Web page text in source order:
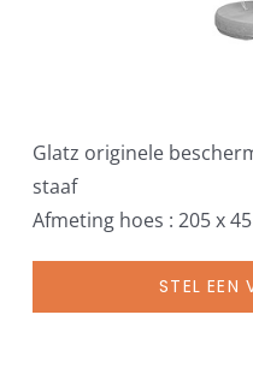
Glatz originele
staaf
Afmeting hoes : 205 x
STEL EEN